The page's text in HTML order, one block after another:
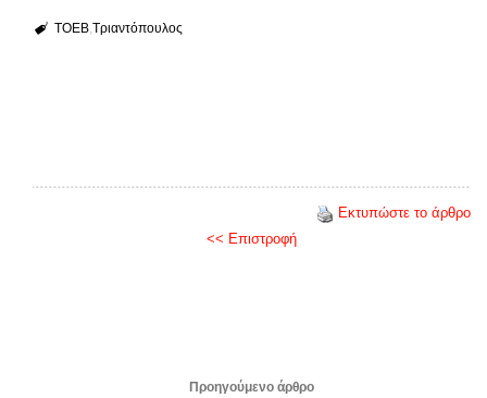
ΤΟΕΒ Τριαντόπουλος
Εκτυπώστε το άρθρο
<< Επιστροφή
Προηγούμενο άρθρο